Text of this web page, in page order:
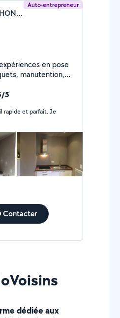
Auto-entrepreneur
Anthony Dectot (ANTHONY D)
en pose
manutention,
ponctuel et
5
rapide et parfait. Je
Contacter
dédiée aux